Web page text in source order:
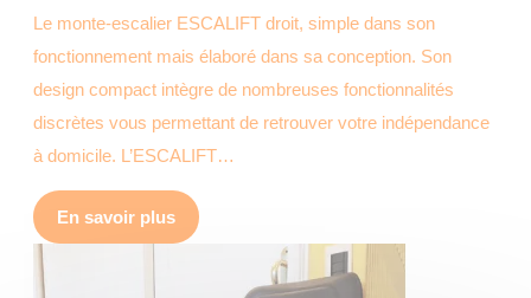
Le monte-escalier ESCALIFT droit, simple dans son
fonctionnement mais élaboré dans sa conception. Son
design compact intègre de nombreuses fonctionnalités
discrètes vous permettant de retrouver votre indépendance
à domicile. L’ESCALIFT…
En savoir plus